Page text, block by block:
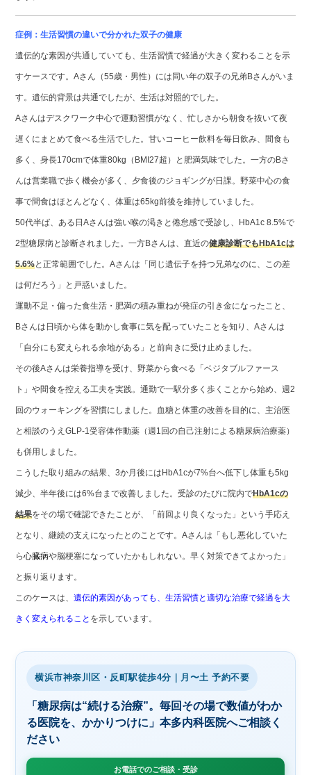
症例：生活習慣の違いで分かれた双子の健康
遺伝的な素因が共通していても、生活習慣で経過が大きく変わることを示
すケースです。Aさん（55歳・男性）には同い年の双子の兄弟Bさんがいま
す。遺伝的背景は共通でしたが、生活は対照的でした。
Aさんはデスクワーク中心で運動習慣がなく、忙しさから朝食を抜いて夜
遅くにまとめて食べる生活でした。甘いコーヒー飲料を毎日飲み、間食も
多く、身長170cmで体重80kg（BMI27超）と肥満気味でした。一方のBさ
んは営業職で歩く機会が多く、夕食後のジョギングが日課。野菜中心の食
事で間食はほとんどなく、体重は65kg前後を維持していました。
50代半ば、ある日Aさんは強い喉の渇きと倦怠感で受診し、HbA1c 8.5%で
2型糖尿病と診断されました。一方Bさんは、直近の健康診断でもHbA1cは
5.6%と正常範囲でした。Aさんは「同じ遺伝子を持つ兄弟なのに、この差
は何だろう」と戸惑いました。
運動不足・偏った食生活・肥満の積み重ねが発症の引き金になったこと、
Bさんは日頃から体を動かし食事に気を配っていたことを知り、Aさんは
「自分にも変えられる余地がある」と前向きに受け止めました。
その後Aさんは栄養指導を受け、野菜から食べる「ベジタブルファース
ト」や間食を控える工夫を実践。通勤で一駅分多く歩くことから始め、週2
回のウォーキングを習慣にしました。血糖と体重の改善を目的に、主治医
と相談のうえGLP-1受容体作動薬（週1回の自己注射による糖尿病治療薬）
も併用しました。
こうした取り組みの結果、3か月後にはHbA1cが7%台へ低下し体重も5kg
減少、半年後には6%台まで改善しました。受診のたびに院内でHbA1cの
結果をその場で確認できたことが、「前回より良くなった」という手応え
となり、継続の支えになったとのことです。Aさんは「もし悪化していた
ら心臓病や脳梗塞になっていたかもしれない。早く対策できてよかった」
と振り返ります。
このケースは、遺伝的素因があっても、生活習慣と適切な治療で経過を大
きく変えられること を示しています。
横浜市神奈川区・反町駅徒歩4分｜月〜土 予約不要
「糖尿病は“続ける治療”。毎回その場で数値がわか
る医院を、かかりつけに」本多内科医院へご相談く
ださい
お電話でのご相談・受診